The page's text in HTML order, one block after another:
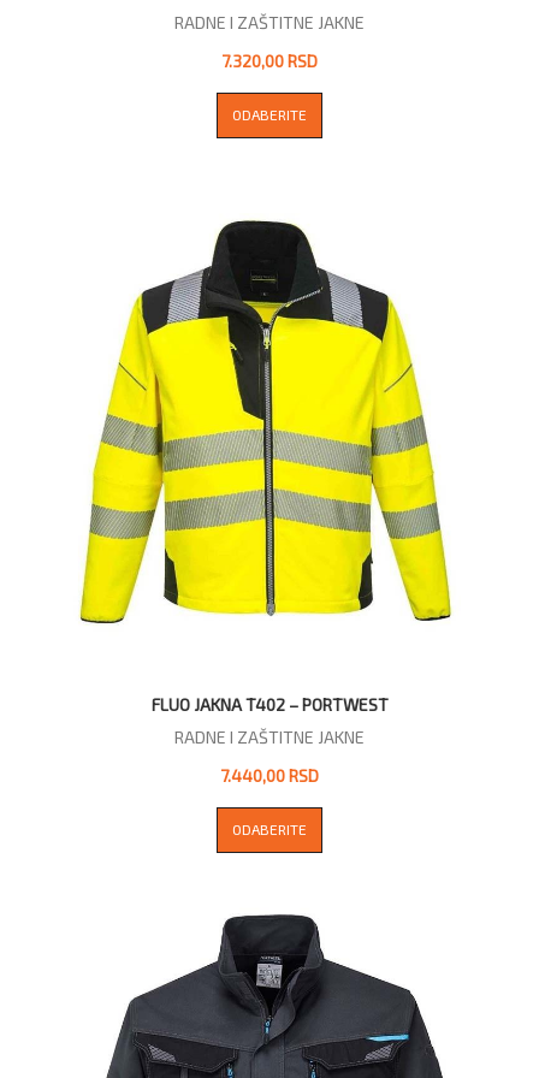
RADNE I ZAŠTITNE JAKNE
7.320,00 RSD
ODABERITE
FLUO JAKNA T402 – PORTWEST
RADNE I ZAŠTITNE JAKNE
7.440,00 RSD
ODABERITE